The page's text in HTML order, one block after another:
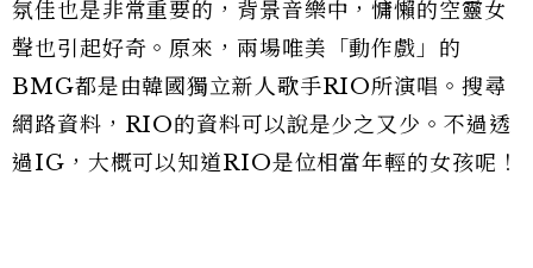
氛佳也是非常重要的，背景音樂中，慵懶的空靈女
聲也引起好奇。原來，兩場唯美「動作戲」的
BMG都是由韓國獨立新人歌手RIO所演唱。搜尋
網路資料，RIO的資料可以說是少之又少。不過透
過IG，大概可以知道RIO是位相當年輕的女孩呢！